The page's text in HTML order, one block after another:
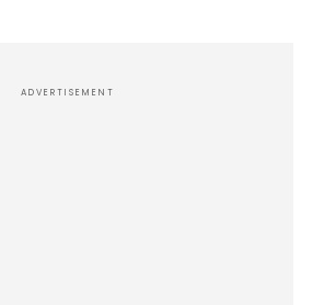
ADVERTISEMENT